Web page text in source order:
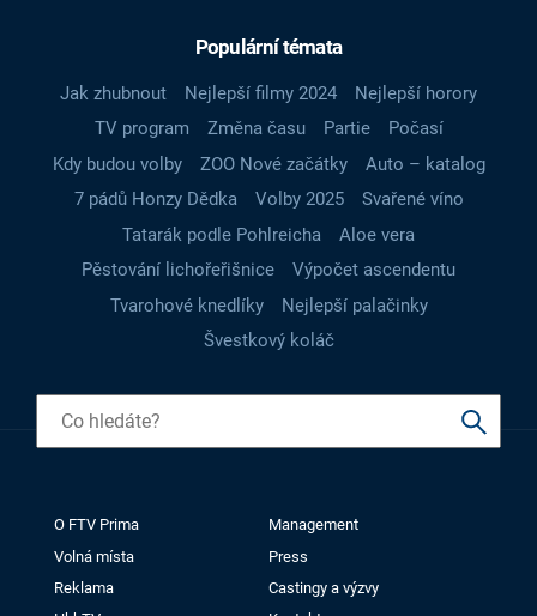
Populární témata
Jak zhubnout Nejlepší filmy 2024
Nejlepší horory
TV program
Změna času Partie
Počasí
Kdy budou volby
ZOO Nové začátky
Auto – katalog
7 pádů Honzy Dědka
Volby 2025
Svařené víno
Tatarák podle Pohlreicha
Aloe vera
Pěstování lichořeřišnice
Výpočet ascendentu
Tvarohové knedlíky
Nejlepší palačinky
Švestkový koláč
O FTV Prima
Management
Volná místa
Press
Reklama
Castingy a výzvy